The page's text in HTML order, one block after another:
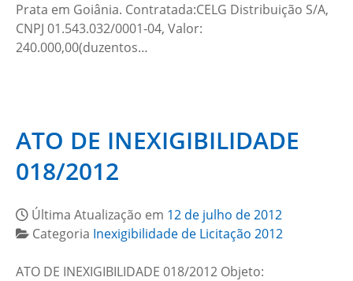
Prata em Goiânia. Contratada:CELG Distribuição S/A,
CNPJ 01.543.032/0001-04, Valor:
240.000,00(duzentos…
ATO DE INEXIGIBILIDADE
018/2012
Última Atualização em 12 de julho de 2012
Categoria Inexigibilidade de Licitação 2012
ATO DE INEXIGIBILIDADE 018/2012 Objeto: